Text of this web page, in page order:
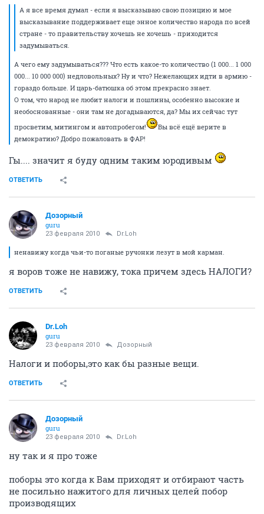
А я все время думал - если я высказываю свою позицию и мое
высказывание поддерживает еще энное количество народа по всей
стране - то правительству хочешь не хочешь - приходится
задумываться.
А чего ему задумываться??? Что есть какое-то количество (1 000... 1 000
000... 10 000 000) недловольных? Ну и что? Нежелающих идти в армию -
гораздо больше. И царь-батюшка об этом прекрасно знает.
О том, что народ не любит налоги и пошлины, особенно высокие и
необоснованные - они там не догадываются, да? Мы их сейчас тут
просветим, митингом и автопробегом!
Вы всё ещё верите в
демократию? Добро пожаловать в ФАР!
Гы.... значит я буду одним таким юродивым
ОТВЕТИТЬ
Дозорный
guru
23 февраля 2010 Dr.Loh
ненавижу когда чьи-то поганые ручонки лезут в мой карман.
я воров тоже не навижу, тока причем здесь НАЛОГИ?
ОТВЕТИТЬ
Dr.Loh
guru
23 февраля 2010 Дозорный
Налоги и поборы,это как бы разные вещи.
ОТВЕТИТЬ
Дозорный
guru
23 февраля 2010 Dr.Loh
ну так и я про тоже
поборы это когда к Вам приходят и отбирают часть
не посильно нажитого для личных целей побор
производящих